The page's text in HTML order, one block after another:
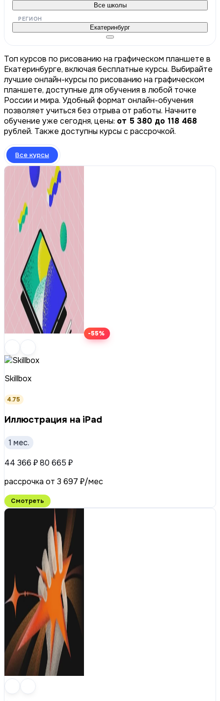
Все школы
РЕГИОН
Екатеринбург
Топ курсов по рисованию на графическом планшете в
Екатеринбурге, включая бесплатные курсы. Выбирайте
лучшие онлайн-курсы по рисованию на графическом
планшете, доступные для обучения в любой точке
России и мира. Удобный формат онлайн-обучения
позволяет учиться без отрыва от работы. Начните
обучение уже сегодня, цены: от 5 380 до 118 468
рублей. Также доступны курсы с рассрочкой.
Все курсы
-55%
Skillbox
4.75
Иллюстрация на iPad
1 мес.
44 366 ₽80 665 ₽
рассрочка от 3 697 ₽/мес
Смотреть